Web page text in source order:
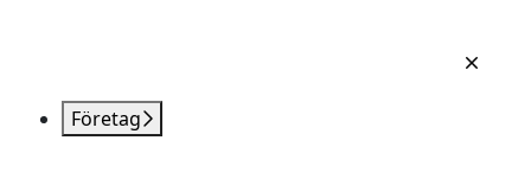
Företag